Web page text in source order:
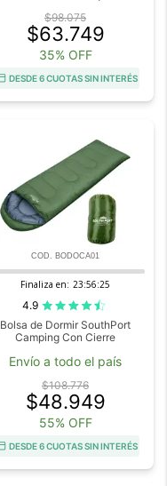
$98.075
$63.749
35% OFF
DESDE 6 CUOTAS SIN INTERÉS
COD. BODOCA01
Finaliza en: 23:56:23
4.9
Bolsa de Dormir SouthPort
Camping Con Cierre
Envío a todo el país
$108.776
$48.949
55% OFF
DESDE 6 CUOTAS SIN INTERÉS